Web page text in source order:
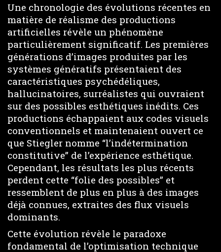
Une chronologie des évolutions récentes en
matière de réalisme des productions
artificielles révèle un phénomène
particulièrement significatif. Les premières
générations d’images produites par les
systèmes génératifs présentaient des
caractéristiques psychédéliques,
hallucinatoires, surréalistes qui ouvraient
sur des possibles esthétiques inédits. Ces
productions échappaient aux codes visuels
conventionnels et maintenaient ouvert ce
que Stiegler nomme “l’indétermination
constitutive” de l’expérience esthétique.
Cependant, les résultats les plus récents
perdent cette “folie des possibles” et
ressemblent de plus en plus à des images
déjà connues, extraites des flux visuels
dominants.
Cette évolution révèle le paradoxe
fondamental de l’optimisation technique